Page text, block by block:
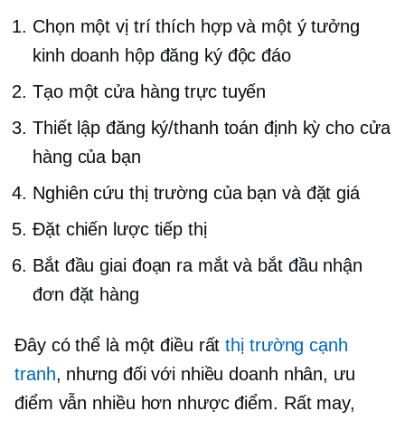
Chọn một vị trí thích hợp và một ý tưởng
kinh doanh hộp đăng ký độc đáo
Tạo một cửa hàng trực tuyến
Thiết lập đăng ký/thanh toán định kỳ cho cửa
hàng của bạn
Nghiên cứu thị trường của bạn và đặt giá
Đặt chiến lược tiếp thị
Bắt đầu giai đoạn ra mắt và bắt đầu nhận
đơn đặt hàng
Đây có thể là một điều rấtthị trường cạnh
tranh, nhưng đối với nhiều doanh nhân, ưu
điểm vẫn nhiều hơn nhược điểm. Rất may,